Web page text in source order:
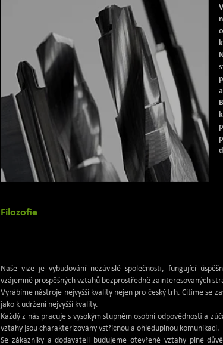
Filozofie
Naše vize je vybudování nezávislé společnosti, fungující
vzájemně prospěšných vztahů bezprostředně zainteresovaných
Vyrábíme nástroje nejvyšší kvality nejen pro český trh. Cítíme se
jako k udržení nejvyšší kvality.
Každý z nás pracuje s vysokým stupněm osobní odpovědnosti a
vztahy jsou charakterizovány vstřícnou a ohleduplnou komunikací.
Se zákazníky a dodavateli budujeme otevřené vztahy plné